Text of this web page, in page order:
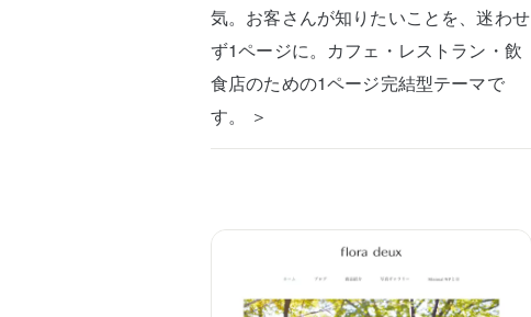
気。お客さんが知りたいことを、迷わせ
ず1ページに。カフェ・レストラン・飲
食店のための1ページ完結型テーマで
す。 ＞